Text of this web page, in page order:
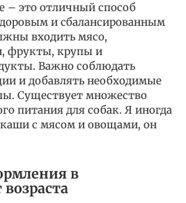
– это отличный способ
и сбалансированным
входить мясо,
фрукты, крупы и
Важно соблюдать
и добавлять необходимые
Существует множество
питания для собак. Я иногда
с мясом и овощами, он
в